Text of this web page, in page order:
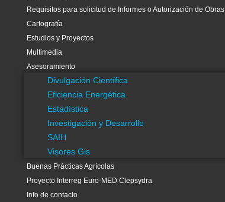
Requisitos para solicitud de Informes o Autorización de Obras
Cartografía
Estudios y Proyectos
Multimedia
Asesoramiento
Divulgación Científica
Eficiencia Energética
Estadística
Investigación y Desarrollo
SAIH
Visores Gis
Buenas Prácticas Agrícolas
Proyecto Interreg Euro-MED Clepsydra
Info de contacto
Medio físico
Control de calidad del agua
Gestión Integral
Automatización
Ordenanzas de la CRCC
Gestión de Riegos y Cuentas
Darse de alta
Cuentas para Ingresos de Riego
Cuentas para Otros Ingresos
Acceso a la Gestión de Riegos Online
Impresos y Solicitudes
Requisitos para solicitud de Informes o Autorización de Obras
Cartografía
Estudios y Proyectos